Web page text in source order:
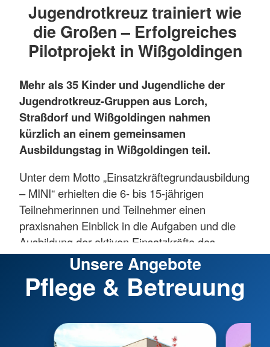
Jugendrotkreuz trainiert wie
die Großen – Erfolgreiches
Pilotprojekt in Wißgoldingen
Mehr als 35 Kinder und Jugendliche der
Jugendrotkreuz-Gruppen aus Lorch,
Straßdorf und Wißgoldingen nahmen
kürzlich an einem gemeinsamen
Ausbildungstag in Wißgoldingen teil.
Unter dem Motto „Einsatzkräftegrundausbildung
– MINI“ erhielten die 6- bis 15-jährigen
Teilnehmerinnen und Teilnehmer einen
praxisnahen Einblick in die Aufgaben und die
Ausbildung der aktiven Einsatzkräfte des
Deutschen Roten Kreuzes.
Die Veranstaltung orientierte sich an der
Stationsausbildung der
Erwachsene und wurde als gemeinsames
Unsere Angebote
Pflege & Betreuung